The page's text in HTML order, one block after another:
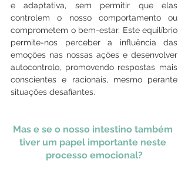
e adaptativa, sem permitir que elas
controlem o nosso comportamento ou
comprometem o bem-estar. Este equilíbrio
permite-nos perceber a influência das
emoções nas nossas ações e desenvolver
autocontrolo, promovendo respostas mais
conscientes e racionais, mesmo perante
situações desafiantes.
Mas e se o nosso intestino também
tiver um papel importante neste
processo emocional?